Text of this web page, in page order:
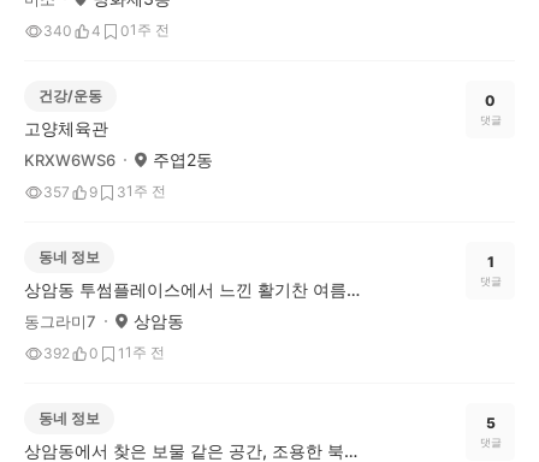
340 4 01주 전
건강/운동
고양체육관
KRXW6WS6 주엽2동
357 9 31주 전
0
댓글
동네 정보
상암동 투썸플레이스에서 느낀 활기찬 여름 카페 후기
동그라미7 상암동
392 0 1 1주 전
1
댓글
동네 정보
상암동에서 찾은 보물 같은 공간, 조용한 북카페산책
5
댓글